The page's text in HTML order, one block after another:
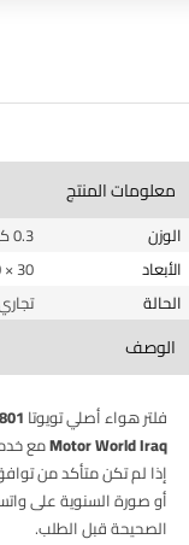
معلومات المنتج
الوزن
0.3 كيلوغرام
الأبعاد
30 × 20 × 3 سنتيميتر
الحالة
الوصف
فلتر هواء أصلي تويوتا
Motor World Iraqمع
إذا لم تكن متأكد من
أو صورة السنوية على
الصحيحة قبل الطلب.